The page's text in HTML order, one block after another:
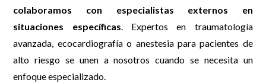
colaboramos con especialistas externos en
situaciones específicas. Expertos en traumatología
avanzada, ecocardiografía o anestesia para pacientes de
alto riesgo se unen a nosotros cuando se necesita un
enfoque especializado.